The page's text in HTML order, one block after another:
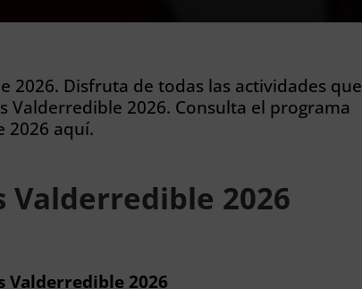
2026. Disfruta de todas las actividades que
Valderredible 2026. Consulta el programa
2026 aquí.
Valderredible 2026
Valderredible 2026